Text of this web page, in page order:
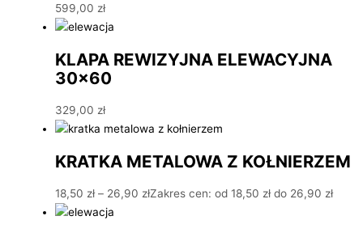
599,00 zł
KLAPA REWIZYJNA ELEWACYJNA
30×60
329,00 zł
KRATKA METALOWA Z KOŁNIERZEM
18,50 zł – 26,90 złZakres cen: od 18,50 zł do 26,90 zł